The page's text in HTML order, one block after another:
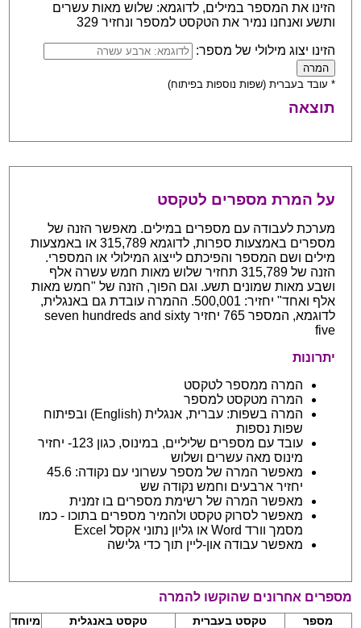
הזינו את המספר במילים, לדוגמא: שלוש מאות עשרים
ותשע ואנחנו נמיר את הטקסט למספר ונחזיר 329
הזינו יצוג מילולי של מספר:
* עובד בעברית (שפות נוספות בפיתוח)
תוצאה
על המרת מספרים לטקסט
מערכת לעבודה עם מספרים במילים. מאפשר הזנה של
מספרים באמצעות ספרות, לדוגמא 315,789 או באמצעות
מילים ושם המספר והפיכתם לייצוג המילולי או המספרי.
הזנה של 315,789 תחזיר שלוש מאות חמש עשרה אלף
ושבע מאות שמונים תשע. וגם הפוך, הזנה של "חמש מאות
אלף ואחד" יחזיר: 500,001. ההמרה עובדת גם באנגלית,
לדוגמא, המספר 765 יחזיר seven hundreds and sixty
five
יתרונות
המרה ממספר לטקסט
המרה מטקסט למספר
המרה בשפות: עברית, אנגלית (English) ובפיתוח
שפות נספות
עובד עם מספרים שליליים, במינוס, כגון 123- יחזיר
מינוס מאה עשרים ושלוש
מאפשר המרה של מספר עשרוני עם נקודה: 45.6
יחזיר ארבעים וחמש נקודה שש
מאפשר המרה של רשימת מספרים בו זמנית
מאפשר לסרוק טקסט ולהמיר מספרים בתוכו - כמו
מסמך וורד Word או גליון נתוני אקסל Excel
מאפשר עבודה און-ליין תוך כדי גלישה
מספרים אחרונים שהוקשו להמרה
מספר טקסט בעברית טקסט באנגלית מיוחד